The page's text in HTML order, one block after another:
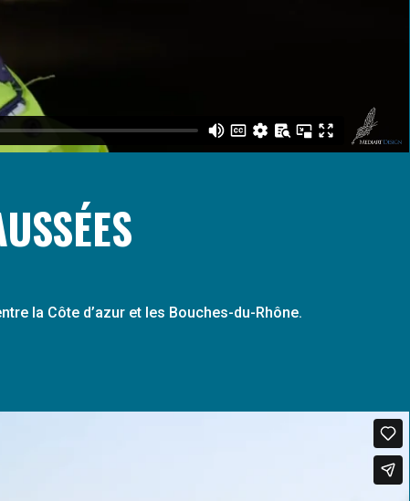
la Côte d’azur et les Bouches-du-Rhône.